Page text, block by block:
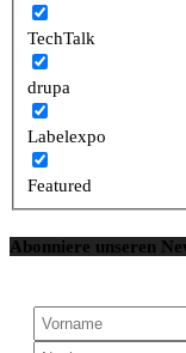
TechTalk
drupa
Labelexpo
Featured
Abonniere unseren